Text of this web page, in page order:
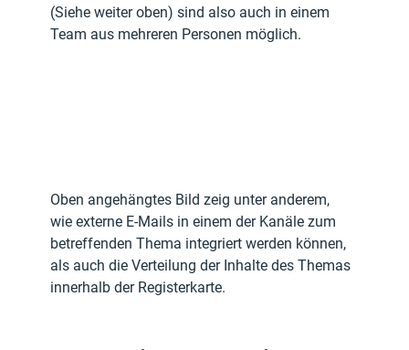
(Siehe weiter oben) sind also auch in einem
Team aus mehreren Personen möglich.
Oben angehängtes Bild zeig unter anderem,
wie externe E-Mails in einem der Kanäle zum
betreffenden Thema integriert werden können,
als auch die Verteilung der Inhalte des Themas
innerhalb der Registerkarte.